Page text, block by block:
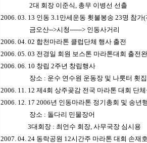
2대 회장 이준식, 총무 이병선 선출
2006. 03. 13 인동 3.1만세운동 횟불봉송 23명 참가
금오산-->시청------> 인동사거리
2006. 04. 02 합천마라톤 클럽단체 행사 출전
2006. 05. 03 전경일 회원 보스톤 마라톤대회 출전
2006. 06. 10 창립 2주년 창립행사
장소 : 운수 연수원 운동장 및 나룻터 횟집
2006. 11. 12 제4회 상주곶감 전국 마라톤 대회 단
2006. 12. 17 2006년 인동마라톤 정기총회 및 송년
장소 : 돌다리 민물장어
3대회장 : 최언수 회장, 사무국장 심시용
2007. 04. 24 동락공원 12시간주 마라톤 대회 손재